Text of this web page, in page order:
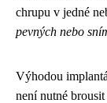
chrupu v jedné
pevných nebo
Výhodou
není nutné